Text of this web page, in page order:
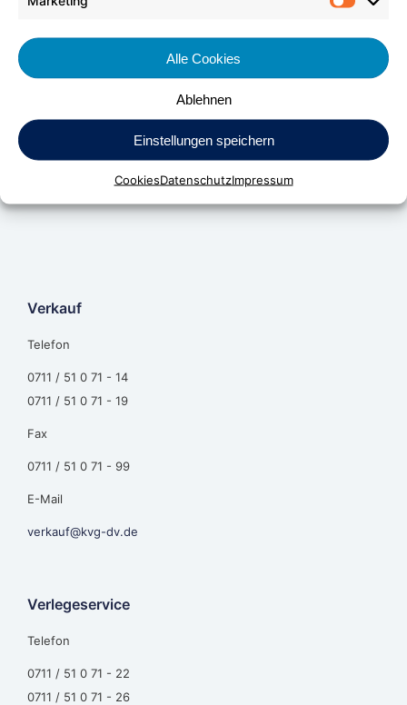
Alle Cookies
Ablehnen
Einstellungen speichern
CookiesDatenschutzImpressum
Verkauf
Telefon
0711 / 51 0 71 - 14
0711 / 51 0 71 - 19
Fax
0711 / 51 0 71 - 99
E-Mail
verkauf@kvg-dv.de
Verlegeservice
Telefon
0711 / 51 0 71 - 22
0711 / 51 0 71 - 26